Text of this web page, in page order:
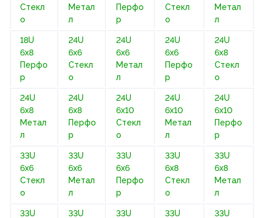
Стекл
о
Метал
л
Перфо
р
Стекл
о
Метал
л
18U
6х8
Перфо
р
24U
6х6
Стекл
о
24U
6х6
Метал
л
24U
6х6
Перфо
р
24U
6х8
Стекл
о
24U
6х8
Метал
л
24U
6х8
Перфо
р
24U
6х10
Стекл
о
24U
6х10
Метал
л
24U
6х10
Перфо
р
33U
6х6
Стекл
о
33U
6х6
Метал
л
33U
6х6
Перфо
р
33U
6х8
Стекл
о
33U
6х8
Метал
л
33U
33U
33U
33U
33U